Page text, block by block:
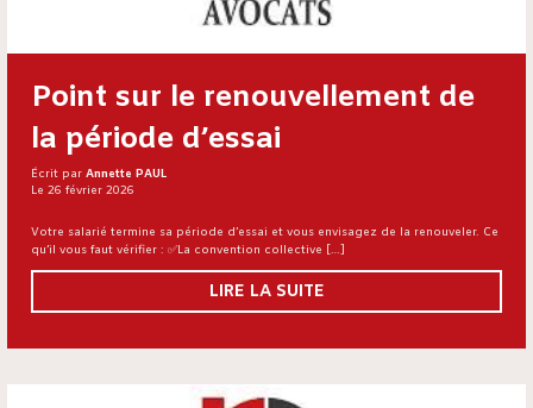
Point sur le renouvellement de
la période d’essai
Écrit par Annette PAUL
Le 26 février 2026
Votre salarié termine sa période d’essai et vous envisagez de la renouveler. Ce
qu’il vous faut vérifier : ✅La convention collective […]
LIRE LA SUITE